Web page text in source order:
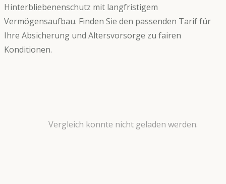
Hinterbliebenenschutz mit langfristigem
Vermögensaufbau. Finden Sie den passenden Tarif für
Ihre Absicherung und Altersvorsorge zu fairen
Konditionen.
Vergleich konnte nicht geladen werden.